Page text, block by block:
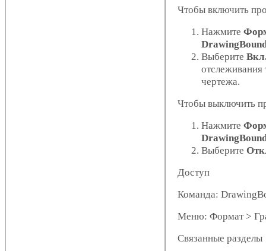
Чтобы включить
Нажмите
Выберите
отслеживания
чертежа.
Чтобы выключить
Нажмите
Выберите
Доступ
Команда:
Меню: Формат >
Связанные разделы